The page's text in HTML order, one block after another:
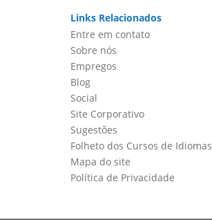
Links Relacionados
Entre em contato
Sobre nós
Empregos
Blog
Social
Site Corporativo
Sugestões
Folheto dos Cursos de Idiomas
Mapa do site
Política de Privacidade